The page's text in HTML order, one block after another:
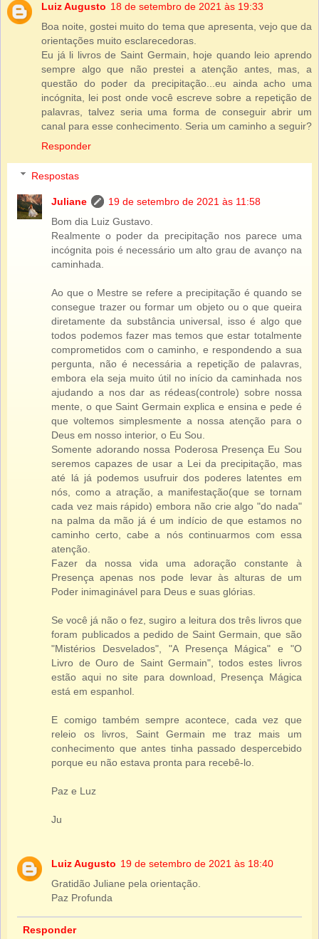
Luiz Augusto 18 de setembro de 2021 às 19:33
Boa noite, gostei muito do tema que apresenta, vejo que da
orientações muito esclarecedoras.
Eu já li livros de Saint Germain, hoje quando leio aprendo
sempre algo que não prestei a atenção antes, mas, a
questão do poder da precipitação...eu ainda acho uma
incógnita, lei post onde você escreve sobre a repetição de
palavras, talvez seria uma forma de conseguir abrir um
canal para esse conhecimento. Seria um caminho a seguir?
Responder
Respostas
Juliane
19 de setembro de 2021 às 11:58
Bom dia Luiz Gustavo.
Realmente o poder da precipitação nos parece uma
incógnita pois é necessário um alto grau de avanço na
caminhada.
Ao que o Mestre se refere a precipitação é quando se
consegue trazer ou formar um objeto ou o que queira
diretamente da substância universal, isso é algo que
todos podemos fazer mas temos que estar totalmente
comprometidos com o caminho, e respondendo a sua
pergunta, não é necessária a repetição de palavras,
embora ela seja muito útil no início da caminhada nos
ajudando a nos dar as rédeas(controle) sobre nossa
mente, o que Saint Germain explica e ensina e pede é
que voltemos simplesmente a nossa atenção para o
Deus em nosso interior, o Eu Sou.
Somente adorando nossa Poderosa Presença Eu Sou
seremos capazes de usar a Lei da precipitação, mas
até lá já podemos usufruir dos poderes latentes em
nós, como a atração, a manifestação(que se tornam
cada vez mais rápido) embora não crie algo "do nada"
na palma da mão já é um indício de que estamos no
caminho certo, cabe a nós continuarmos com essa
atenção.
Fazer da nossa vida uma adoração constante à
Presença apenas nos pode levar às alturas de um
Poder inimaginável para Deus e suas glórias.
Se você já não o fez, sugiro a leitura dos três livros que
foram publicados a pedido de Saint Germain, que são
"Mistérios Desvelados", "A Presença Mágica" e "O
Livro de Ouro de Saint Germain", todos estes livros
estão aqui no site para download, Presença Mágica
está em espanhol.
E comigo também sempre acontece, cada vez que
releio os livros, Saint Germain me traz mais um
conhecimento que antes tinha passado despercebido
porque eu não estava pronta para recebê-lo.
Paz e Luz
Ju
Luiz Augusto 19 de setembro de 2021 às 18:40
Gratidão Juliane pela orientação.
Paz Profunda
Responder